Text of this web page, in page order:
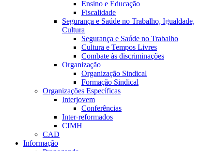
Ensino e Educação
Fiscalidade
Segurança e Saúde no Trabalho, Igualdade,
Cultura
Segurança e Saúde no Trabalho
Cultura e Tempos Livres
Combate às discriminações
Organização
Organização Sindical
Formação Sindical
Organizações Específicas
Interjovem
Conferências
Inter-reformados
CIMH
CAD
Informação